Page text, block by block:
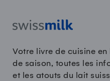
Votre livre de cuisine
de saison, toutes les
et les atouts du lait